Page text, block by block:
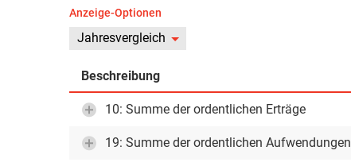
Anzeige-Optionen
Jahresvergleich
Beschreibung
10: Summe der ordentlichen Erträge
19: Summe der ordentlichen Aufwendungen